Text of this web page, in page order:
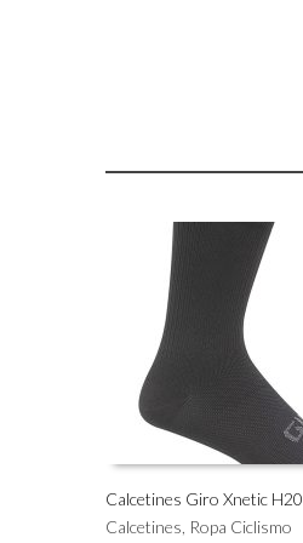
SELECCIONAR OPCIONES
Este
Calcetines Giro Xnetic H20
Calcetines Ropa Ciclismo